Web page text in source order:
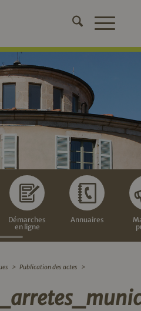
Démarches
en ligne
Annuaires
> Publication des actes
>